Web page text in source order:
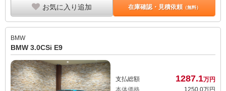
お気に入り追加 在庫確認・見積依頼（無料）
BMW
BMW 3.0CSi E9
支払総額 1287.1万円
本体価格
1250. 0万円